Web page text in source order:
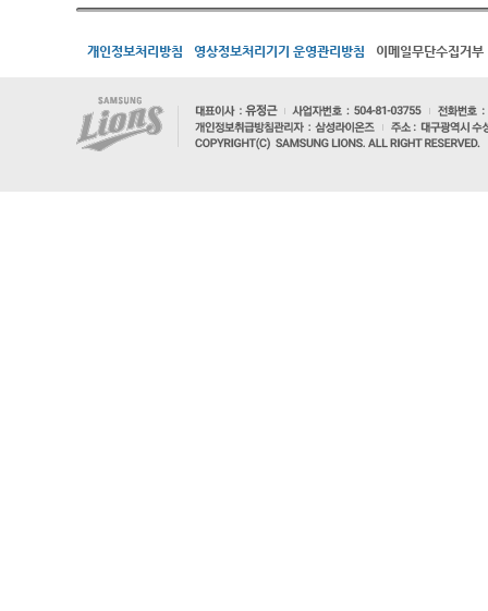
개인정보처리방침 영상정보처리기기 운영관리방침 이메일무단수집거부